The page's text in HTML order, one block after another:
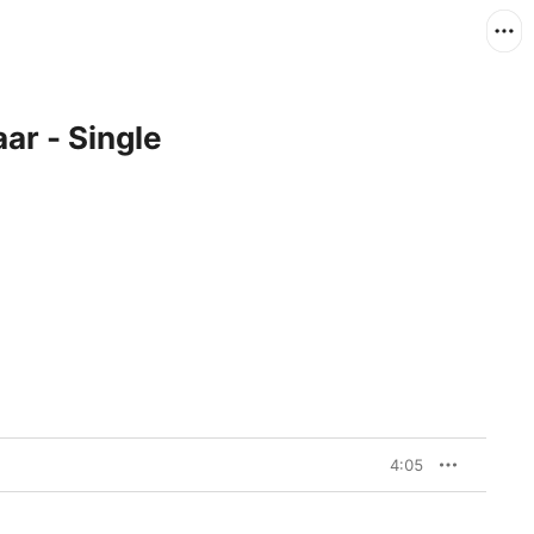
- Single
4:05